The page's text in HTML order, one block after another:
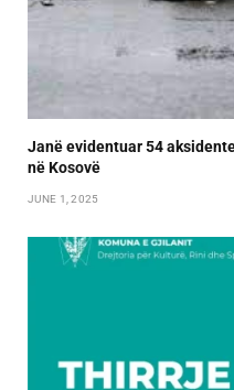
Janë evidentuar 54
në Kosovë
JUNE 1, 2025